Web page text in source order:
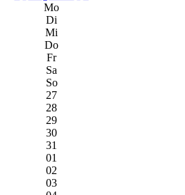
Mo
Di
Mi
Do
Fr
Sa
So
27
28
29
30
31
01
02
03